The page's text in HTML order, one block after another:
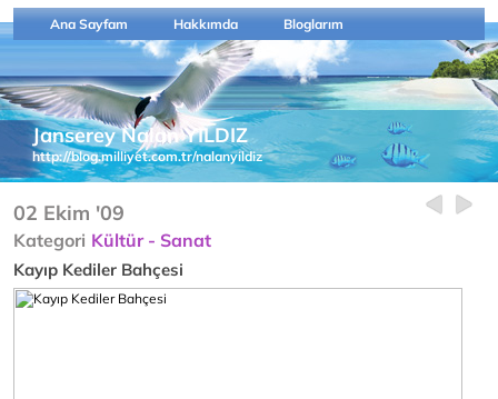
Ana Sayfam Hakkımda Bloglarım
Janserey Nalan YILDIZ
http://blog.milliyet.com.tr/nalanyildiz
02 Ekim '09
Kategori Kültür - Sanat
Kayıp Kediler Bahçesi